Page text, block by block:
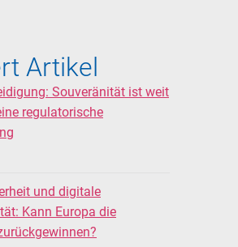
Artikel
Souveränität ist weit
regulatorische
und digitale
Kann Europa die